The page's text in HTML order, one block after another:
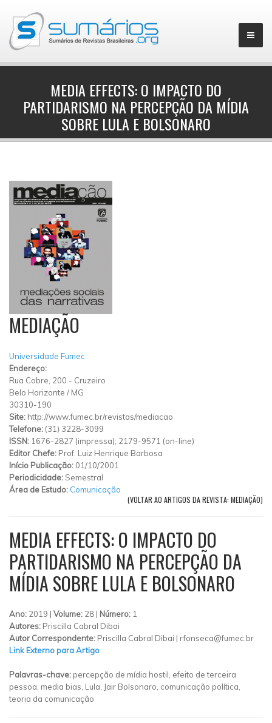
MEDIA EFFECTS: O IMPACTO DO
PARTIDARISMO NA PERCEPÇÃO DA MÍDIA
SOBRE LULA E BOLSONARO
MEDIAÇÃO
Universidade Fumec
Endereço:
Rua Cobre, 200 - Cruzeiro
Belo Horizonte / MG
30310-190
Site: http://www.fumec.br/revistas/mediacao
Telefone: (31) 3228-3099
ISSN: 1676-2827 (impressa); 2179-9571 (on-line)
Editor Chefe: Prof. Luiz Henrique Barbosa
Início Publicação: 01/10/2001
Periodicidade: Semestral
Área de Estudo: Comunicação
(VOLTAR AO ARTIGOS DA REVISTA: MEDIAÇÃO)
MEDIA EFFECTS: O IMPACTO DO
PARTIDARISMO NA PERCEPÇÃO DA
MÍDIA SOBRE LULA E BOLSONARO
Ano: 2019 | Volume: 28 | Número: 1
Autores: Priscilla Cabral Dibai
Autor Correspondente: Priscilla Cabral Dibai | rfonseca@fumec.br
Link Externo para Artigo
Palavras-chave:percepção de mídia hostil, efeito de terceira
pessoa, media bias, Lula, Jair Bolsonaro, comunicação política,
teoria da comunicação